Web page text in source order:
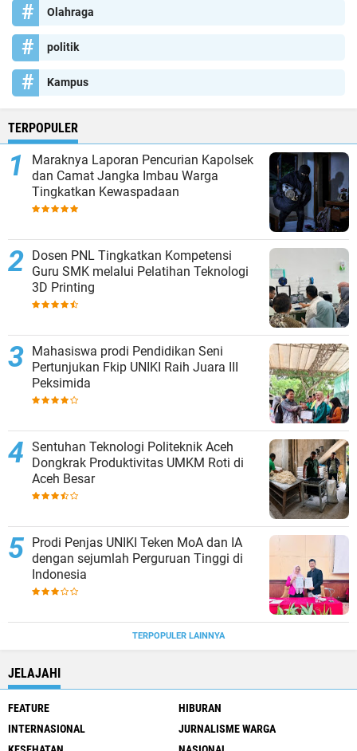
Olahraga
politik
Kampus
TERPOPULER
Maraknya Laporan Pencurian Kapolsek
dan Camat Jangka Imbau Warga
Tingkatkan Kewaspadaan
Dosen PNL Tingkatkan Kompetensi
Guru SMK melalui Pelatihan Teknologi
3D Printing
Mahasiswa prodi Pendidikan Seni
Pertunjukan Fkip UNIKI Raih Juara III
Peksimida
Sentuhan Teknologi Politeknik Aceh
Dongkrak Produktivitas UMKM Roti di
Aceh Besar
Prodi Penjas UNIKI Teken MoA dan IA
dengan sejumlah Perguruan Tinggi di
Indonesia
TERPOPULER LAINNYA
JELAJAHI
FEATURE
HIBURAN
INTERNASIONAL
JURNALISME WARGA